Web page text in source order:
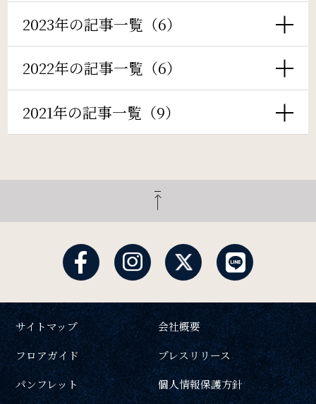
Gallery
フォトギャラリー
One Harmony
FAQ
SDGs
SDGsへの取り組み
宿泊予約 航空券付き
レンタカー付き 新幹線付き
チェックイン日 - チェックアウト日
一部屋あたりのご利用人数
ご利用部屋数
検索
宿泊プラン一覧 ご予約の確認・キャンセル
2023年の記事一覧（6）
2022年の記事一覧（6）
2021年の記事一覧（9）
サイトマップ
会社概要
フロアガイド
プレスリリース
パンフレット
個人情報保護方針